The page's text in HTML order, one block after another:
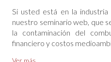
Si usted está en la
nuestro seminario web, que
la contaminación del
financiero y costos